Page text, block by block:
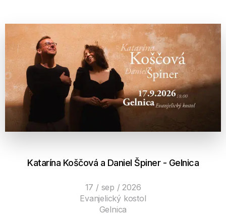
Katarína Koščová a Daniel Špiner - Gelnica
17 / sep / 2026
Evanjelický kostol
Gelnica